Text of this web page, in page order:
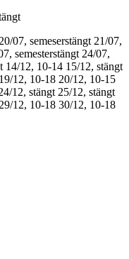
20/07, semeserstängt 21/07,
semesterstängt 24/07,
14/12, 10-14 15/12, stängt
19/12, 10-18 20/12, 10-15
12, stängt 25/12, stängt
29/12, 10-18 30/12, 10-18